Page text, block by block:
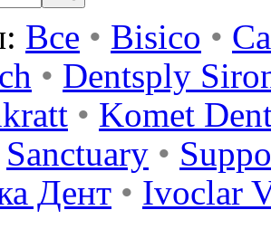
Все • Bisico •
• Dentsply
• Komet
Sanctuary •
Дент • Ivoclar